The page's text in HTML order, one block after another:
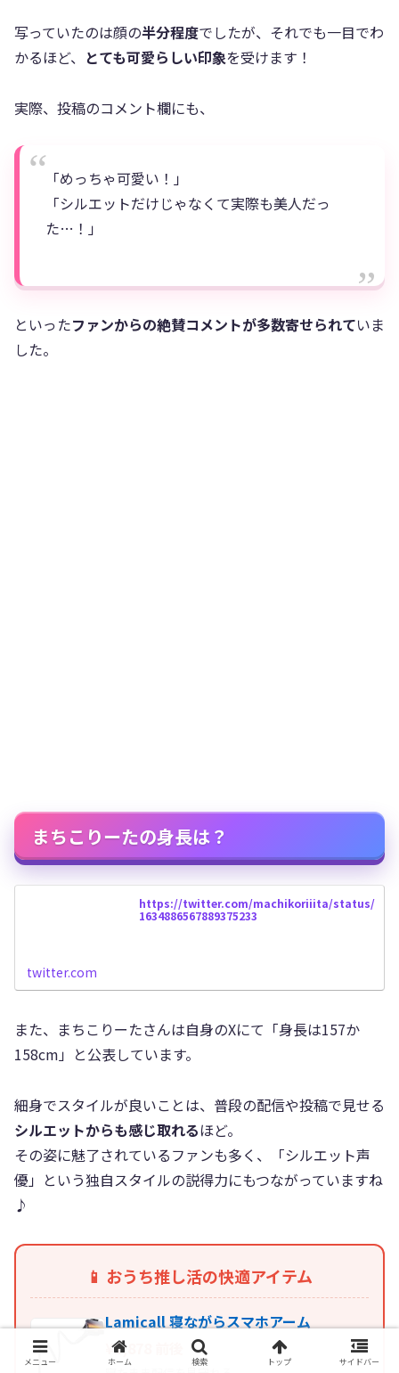
写っていたのは顔の半分程度でしたが、それでも一目でわ
かるほど、 とても可愛らしい印象を受けます！
実際、投稿のコメント欄にも、
「めっちゃ可愛い！」
「シルエットだけじゃなくて実際も美人だっ
た…！」
といったファンからの絶賛コメントが多数寄せられていま
した。
まちこりーたの身長は？
https://twitter.com/machikoriiita/status/
1634886567889375233
twitter.com
また、まちこりーたさんは自身のXにて「身長は157か
158cm」と公表しています。
細身でスタイルが良いことは、普段の配信や投稿で見せる
シルエットからも感じ取れるほど。
その姿に魅了されているファンも多く、「シルエット声
優」という独自スタイルの説得力にもつながっていますね
♪
📱 おうち推し活の快適アイテム
Lamicall 寝ながらスマホアーム
¥1,878 前後
メニュー ホーム 検索 トップ サイドバー